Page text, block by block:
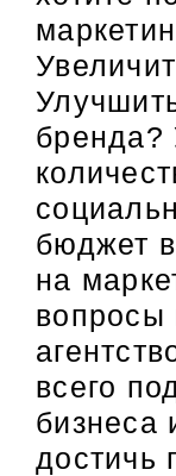
бренда?
бюджет
на
вопросы
всего
бизнеса
достичь